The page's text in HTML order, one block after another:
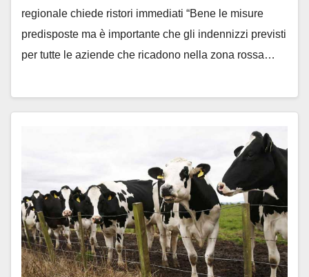
regionale chiede ristori immediati “Bene le misure
predisposte ma è importante che gli indennizzi previsti
per tutte le aziende che ricadono nella zona rossa…